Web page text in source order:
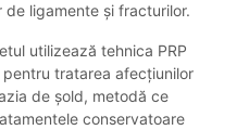
ligamente și fracturilor.
utilizează tehnica PRP
tratarea afecțiunilor
de șold, metodă ce
conservatoare